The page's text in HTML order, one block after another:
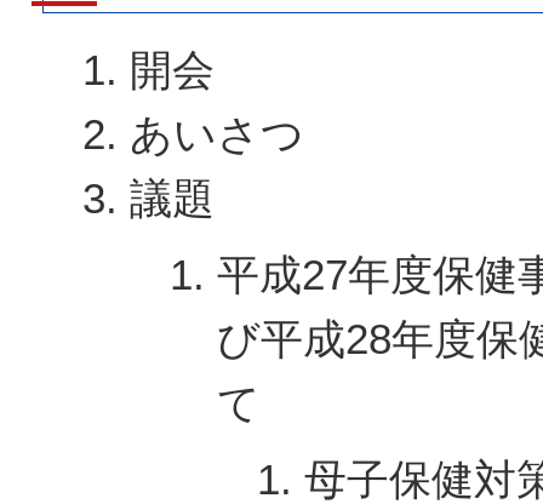
開会
あいさつ
議題
平成27年度保健
び平成28年度保
て
母子保健対